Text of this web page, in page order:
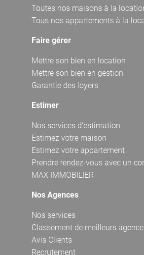
Toutes nos maisons à la
Tous nos appartements à la
Faire gérer
Mettre son bien en location
Mettre son bien en gestion
Garantie des loyers
Estimer
Nos services d'estimation
Estimez votre maison
Estimez votre appartement
Prendre rendez-vous avec un
MAX IMMOBILIER
Nos Agences
Nos services
Classement de meilleurs
Avis Clients
Recrutement